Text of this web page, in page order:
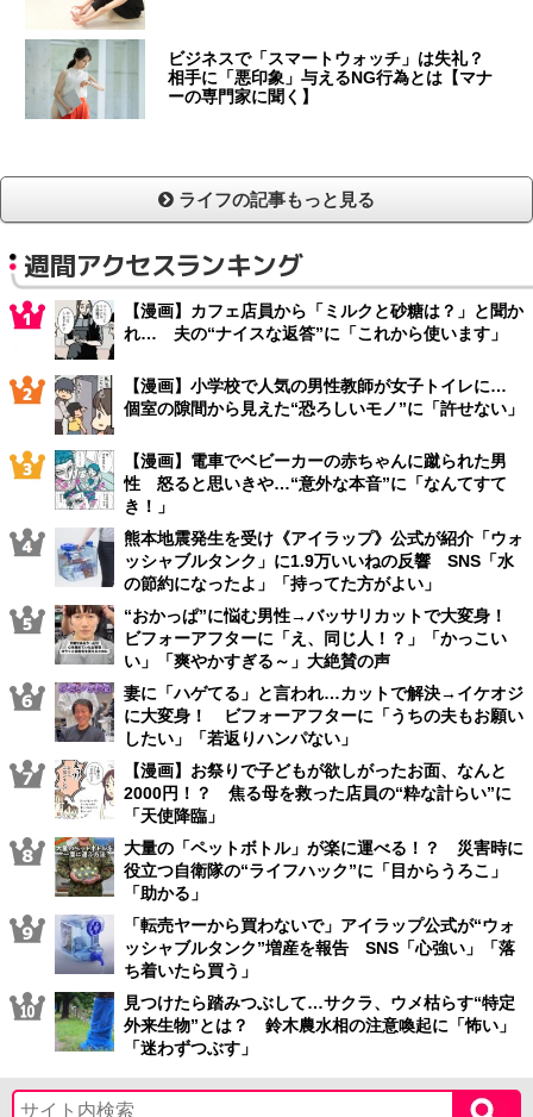
ビジネスで「スマートウォッチ」は失礼？
相手に「悪印象」与えるNG行為とは【マナ
ーの専門家に聞く】
ライフの記事もっと見る
週間アクセスランキング
【漫画】カフェ店員から「ミルクと砂糖は？」と聞か
れ… 夫の“ナイスな返答”に「これから使います」
【漫画】小学校で人気の男性教師が女子トイレに…
個室の隙間から見えた“恐ろしいモノ”に「許せない」
【漫画】電車でベビーカーの赤ちゃんに蹴られた男
性 怒ると思いきや…“意外な本音”に「なんてすて
き！」
熊本地震発生を受け《アイラップ》公式が紹介「ウォ
ッシャブルタンク」に1.9万いいねの反響 SNS「水
の節約になったよ」「持ってた方がよい」
“おかっぱ”に悩む男性→バッサリカットで大変身！
ビフォーアフターに「え、同じ人！？」「かっこい
い」「爽やかすぎる～」大絶賛の声
妻に「ハゲてる」と言われ…カットで解決→イケオジ
に大変身！ ビフォーアフターに「うちの夫もお願い
したい」「若返りハンパない」
【漫画】お祭りで子どもが欲しがったお面、なんと
2000円！？ 焦る母を救った店員の“粋な計らい”に
「天使降臨」
大量の「ペットボトル」が楽に運べる！？ 災害時に
役立つ自衛隊の“ライフハック”に「目からうろこ」
「助かる」
「転売ヤーから買わないで」アイラップ公式が“ウォ
ッシャブルタンク”増産を報告 SNS「心強い」「落
ち着いたら買う」
見つけたら踏みつぶして…サクラ、ウメ枯らす“特定
外来生物”とは？ 鈴木農水相の注意喚起に「怖い」
「迷わずつぶす」